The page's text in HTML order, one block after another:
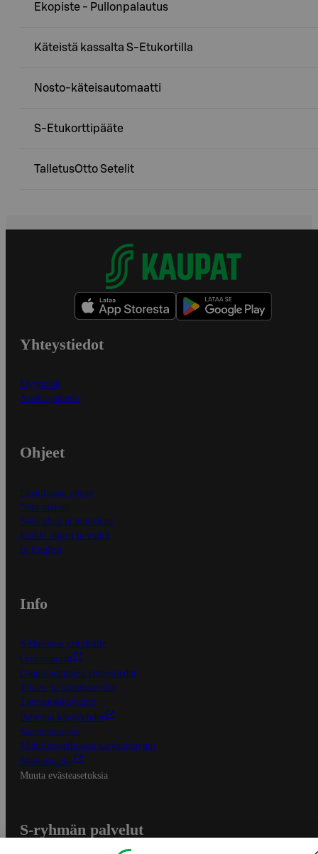
Ekopiste - Pullonpalautus
Käteistä kassalta S-Etukortilla
Nosto-käteisautomaatti
S-Etukorttipääte
TalletusOtto Setelit
Yhteystiedot
Myymälät
Asiakaspalvelu
Ohjeet
Ensitilaajan ohjeet
Näin maksat
Näin tilaat ja muokkaat
Kaikki ohjeet ja vinkit
In English
Info
S-Business yrityksille
Oiva-raportit
Osuuskauppojen yhteystiedot
Tilaus- ja toimitusehdot
Tietosuojakäytäntö
Palvelun käyttöehdot
Saavutettavuus
Mobiilisovelluksen saavutettavuus
Mainostajalle
Muuta evästeasetuksia
S-ryhmän palvelut